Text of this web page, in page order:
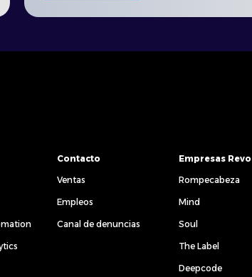
Contacto
Ventas
Empleos
Canal de denuncias
Empresas Revo
Rompecabeza
Mind
Soul
The Label
Deepcode